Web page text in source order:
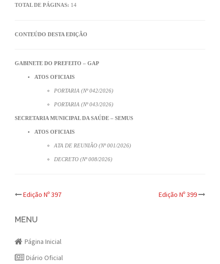
TOTAL DE PÁGINAS: 14
CONTEÚDO DESTA EDIÇÃO
GABINETE DO PREFEITO – GAP
ATOS OFICIAIS
PORTARIA (Nº 042/2026)
PORTARIA (Nº 043/2026)
SECRETARIA MUNICIPAL DA SAÚDE – SEMUS
ATOS OFICIAIS
ATA DE REUNIÃO (Nº 001/2026)
DECRETO (Nº 008/2026)
Post
navigation
Edição Nº 397 Edição Nº 399
MENU
Página Inicial
Diário Oficial